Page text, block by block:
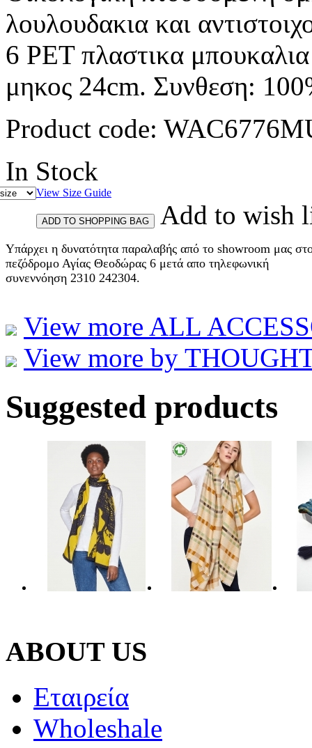
λουλουδακια και
6 PET πλαστικα μπουκαλια
μηκος 24cm. Συνθεση:
Product code:
In Stock
View Size Guide
Add to wish
Υπάρχει η δυνατότητα παραλαβής από το showroom μας
πεζόδρομο Αγίας Θεοδώρας 6 μετά απο τηλεφωνική
συνεννόηση 2310 242304.
View more ALL
View more by
Suggested products
ABOUT US
Εταιρεία
Wholeshale